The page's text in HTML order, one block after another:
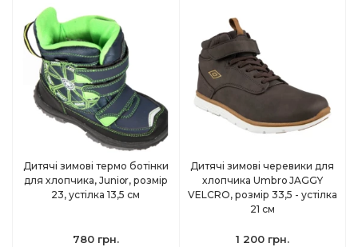
Дитячі зимові термо ботінки
для хлопчика, Junior, розмір
23, устілка 13,5 см
780 грн.
Дитячі зимові черевики для
хлопчика Umbro JAGGY
VELCRO, розмір 33,5 - устілка
21 см
1 200 грн.